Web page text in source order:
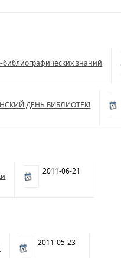
знаний
ДЕНЬ БИБЛИОТЕК!
2011-06-21
2011-05-23